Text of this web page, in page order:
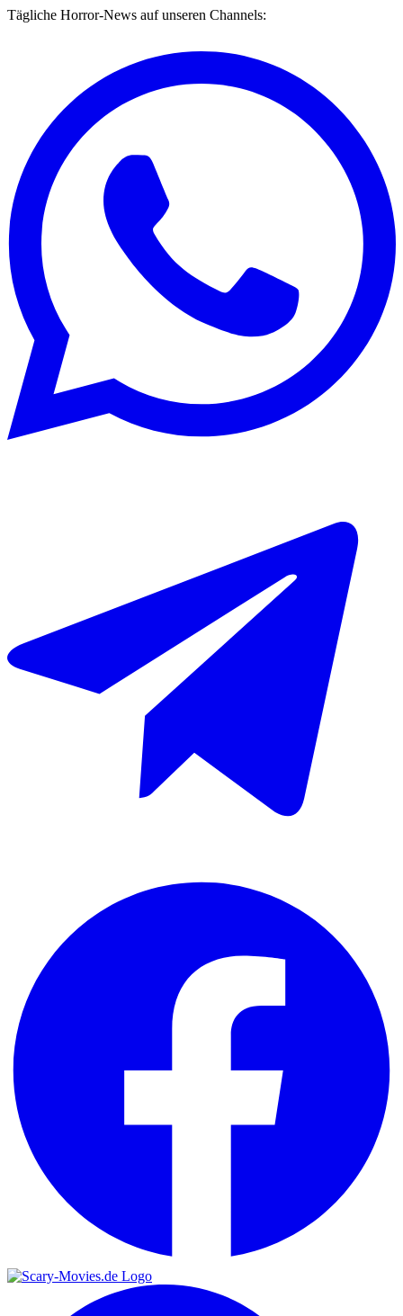
Tägliche Horror-News auf unseren Channels: